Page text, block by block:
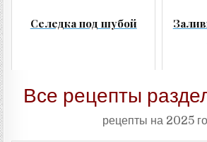
Селедка под шубой
Все рецепты
рецепты на 2025